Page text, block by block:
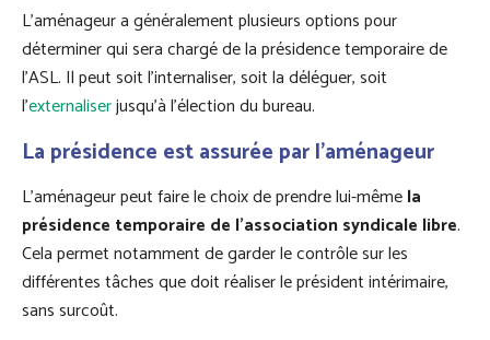
L’aménageur a généralement plusieurs options pour
déterminer qui sera chargé de la présidence temporaire de
l’ASL. Il peut soit l’internaliser, soit la déléguer, soit
l’externaliserjusqu’à l’élection du bureau.
La présidence est assurée par l’aménageur
L’aménageur peut faire le choix de prendre lui-mêmela
présidence temporaire de l’association syndicale libre.
Cela permet notamment de garder le contrôle sur les
différentes tâches que doit réaliser le président intérimaire,
sans surcoût.